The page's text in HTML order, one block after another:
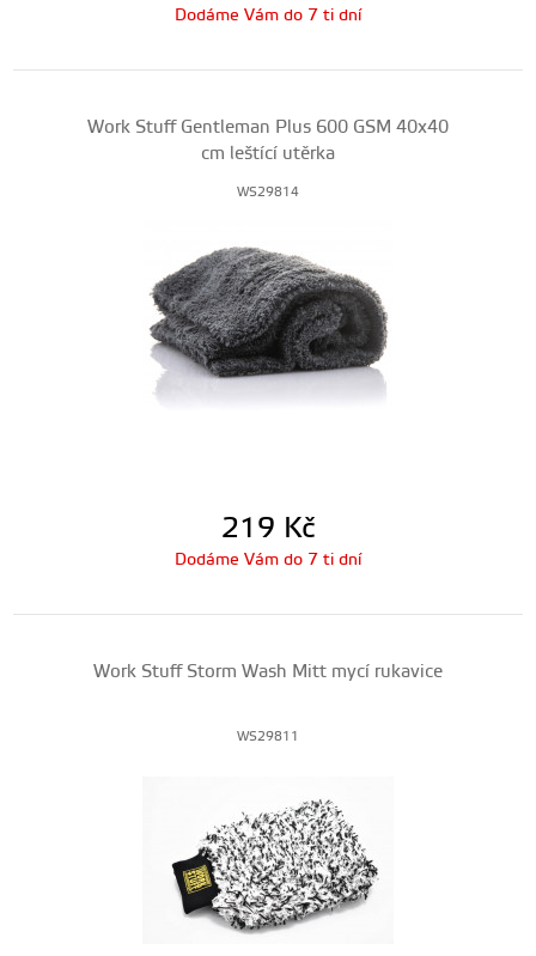
Dodáme Vám do 7 ti dní
Work Stuff Gentleman Plus 600 GSM 40x40
cm leštící utěrka
WS29814
219 Kč
Dodáme Vám do 7 ti dní
Work Stuff Storm Wash Mitt mycí rukavice
WS29811